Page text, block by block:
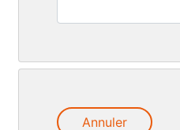
Annuler